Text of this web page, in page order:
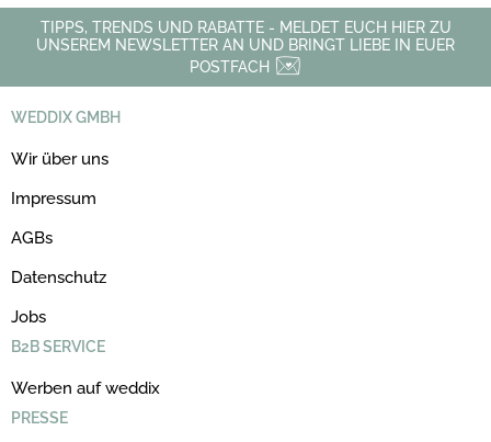
TIPPS, TRENDS UND RABATTE - MELDET EUCH HIER ZU
UNSEREM NEWSLETTER AN UND BRINGT LIEBE IN EUER
POSTFACH
WEDDIX GMBH
Wir über uns
Impressum
AGBs
Datenschutz
Jobs
B2B SERVICE
Werben auf weddix
PRESSE